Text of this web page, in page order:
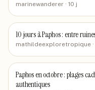
marinewanderer · 10 j
10 jours à Paphos : entre
mathildeexploretropique
Paphos en octobre : plages
authentiques